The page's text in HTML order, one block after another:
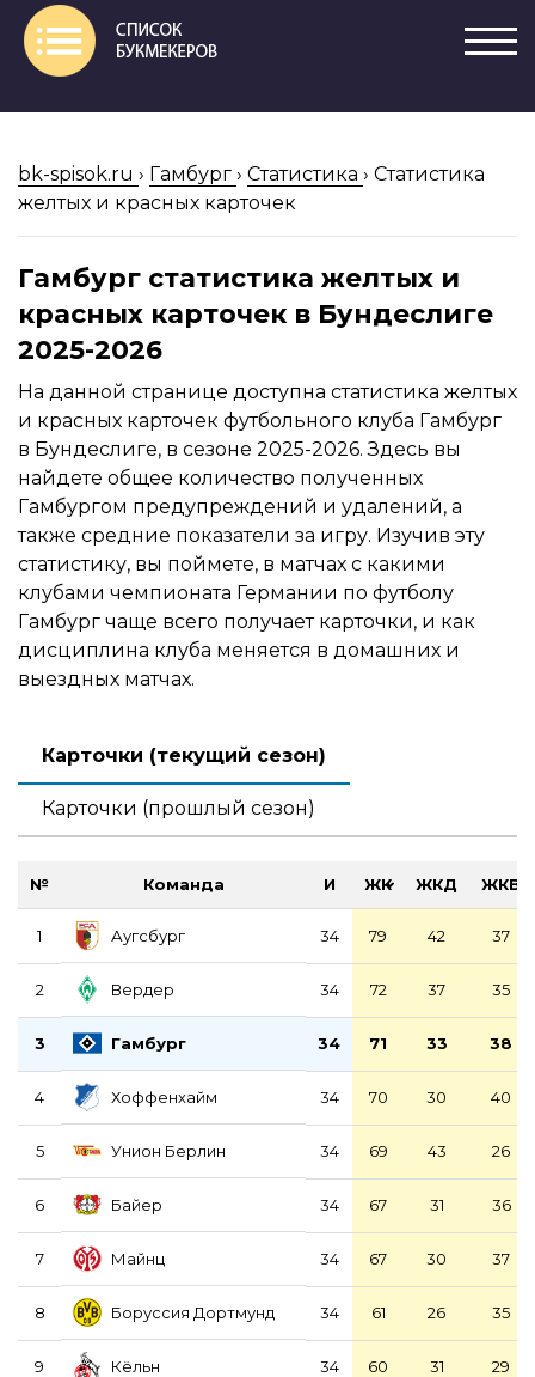
bk-spisok.ru › Гамбург › Статистика › Статистика
желтых и красных карточек
Гамбург статистика желтых и
красных карточек в Бундеслиге
2025-2026
На данной странице доступна статистика желтых
и красных карточек футбольного клуба Гамбург
в Бундеслиге, в сезоне 2025-2026. Здесь вы
найдете общее количество полученных
Гамбургом предупреждений и удалений, а
также средние показатели за игру. Изучив эту
статистику, вы поймете, в матчах с какими
клубами чемпионата Германии по футболу
Гамбург чаще всего получает карточки, и как
дисциплина клуба меняется в домашних и
выездных матчах.
Карточки (текущий сезон)
Карточки (прошлый сезон)
№ Команда И ЖК ЖКД ЖКВ
1 Аугсбург 34 79 42 37
2 Вердер 34 72 37 35
3 Гамбург 34 71 33 38
4 Хоффенхайм 34 70 30 40
5 Унион Берлин 34 69 43 26
6 Байер 34 67 31 36
7 Майнц 34 67 30 37
8 Боруссия Дортмунд 34 61 26 35
9 Кёльн 34 60 31 29